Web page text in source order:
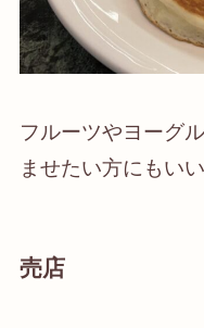
フルーツやヨーグ
ませたい方にもい
売店